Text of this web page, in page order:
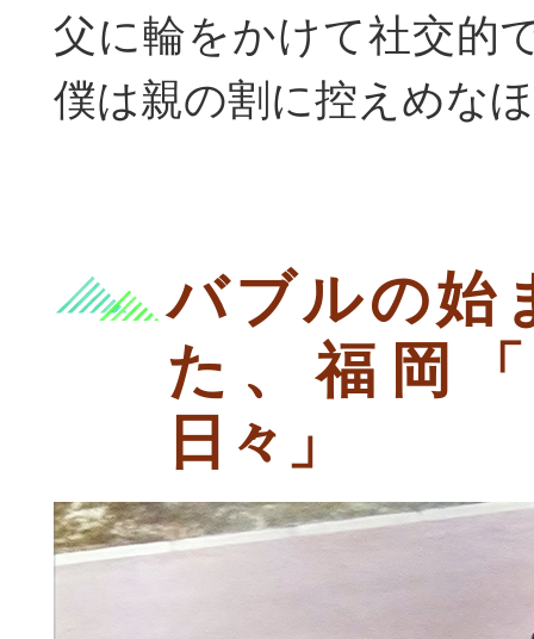
父に輪をかけて社交的
僕は親の割に控えめな
バブルの始
た、福岡
日々」